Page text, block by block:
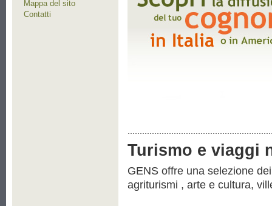
Mappa del sito
Contatti
Turismo e viaggi
GENS offre una selezione
agriturismi , arte e cultura,